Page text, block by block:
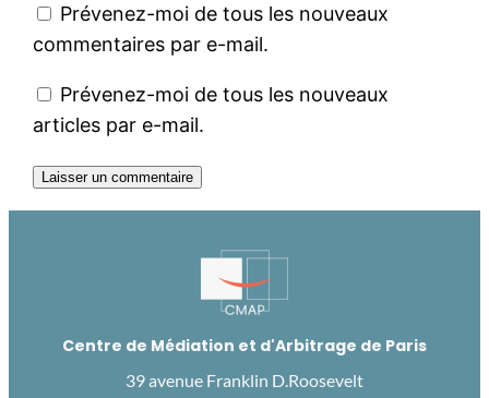
Prévenez-moi de tous les nouveaux
commentaires par e-mail.
Prévenez-moi de tous les nouveaux
articles par e-mail.
Centre de Médiation et d'Arbitrage de Paris
39 avenue Franklin D.Roosevelt